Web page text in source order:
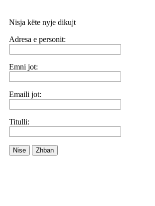
Nisja këte nyje dikujt
Adresa e personit:
Emni jot:
Emaili jot:
Titulli:
Nise Zhban